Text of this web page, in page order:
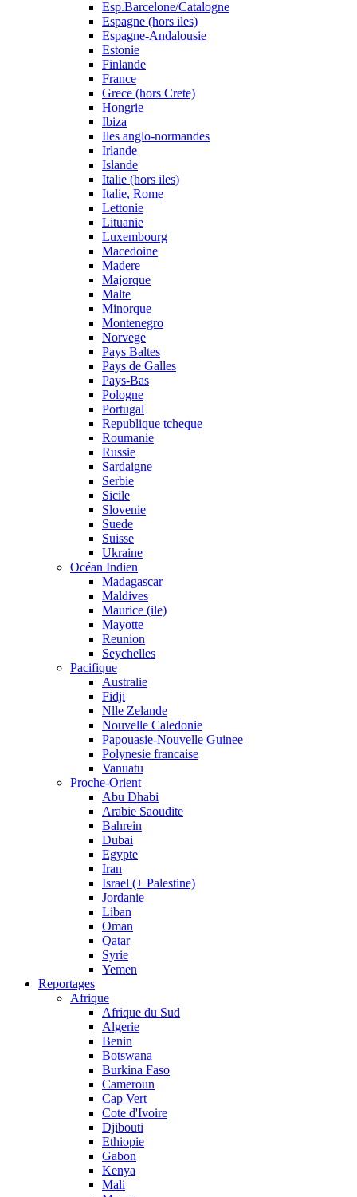
Esp.Barcelone/Catalogne
Espagne (hors iles)
Espagne-Andalousie
Estonie
Finlande
France
Grece (hors Crete)
Hongrie
Ibiza
Iles anglo-normandes
Irlande
Islande
Italie (hors iles)
Italie, Rome
Lettonie
Lituanie
Luxembourg
Macedoine
Madere
Majorque
Malte
Minorque
Montenegro
Norvege
Pays Baltes
Pays de Galles
Pays-Bas
Pologne
Portugal
Republique tcheque
Roumanie
Russie
Sardaigne
Serbie
Sicile
Slovenie
Suede
Suisse
Ukraine
Océan Indien
Madagascar
Maldives
Maurice (ile)
Mayotte
Reunion
Seychelles
Pacifique
Australie
Fidji
Nlle Zelande
Nouvelle Caledonie
Papouasie-Nouvelle Guinee
Polynesie francaise
Vanuatu
Proche-Orient
Abu Dhabi
Arabie Saoudite
Bahrein
Dubai
Egypte
Iran
Israel (+ Palestine)
Jordanie
Liban
Oman
Qatar
Syrie
Yemen
Reportages
Afrique
Afrique du Sud
Algerie
Benin
Botswana
Burkina Faso
Cameroun
Cap Vert
Cote d'Ivoire
Djibouti
Ethiopie
Gabon
Kenya
Mali